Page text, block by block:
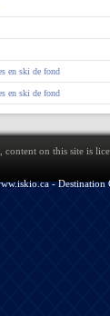
en ski de fond
en ski de fond
on this site is
- Destination